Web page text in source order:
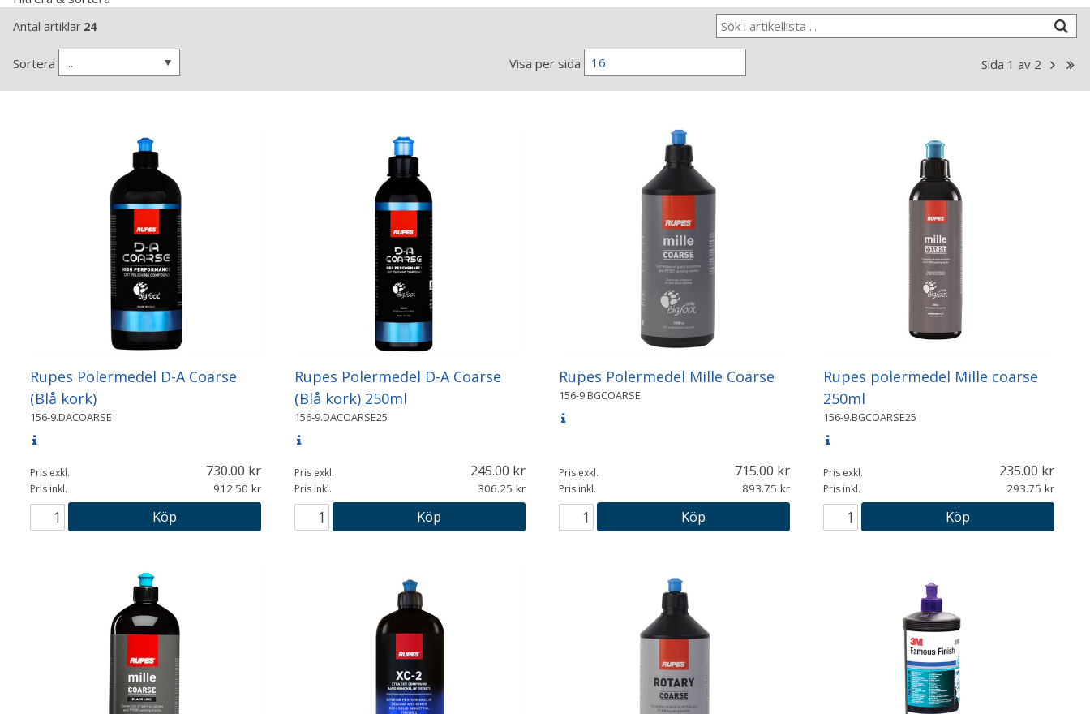
Antal artiklar 24
Sortera ... Visa per sida 16 Sida 1 av 2
Rupes Polermedel D-A Coarse
(Blå kork)
156-9.DACOARSE
Pris exkl. 730.00
Pris inkl. 912.50
Köp
Rupes Polermedel D-A Coarse
(Blå kork) 250ml
156-9.DACOARSE25
Pris exkl. 245.00
Pris inkl. 306.25
Köp
Rupes Polermedel Mille Coarse
156-9.BGCOARSE
Pris exkl. 715.00
Pris inkl. 893.75
Köp
Rupes polermedel Mille coarse
250ml
156-9.BGCOARSE25
Pris exkl. 235.00
Pris inkl. 293.75
Köp